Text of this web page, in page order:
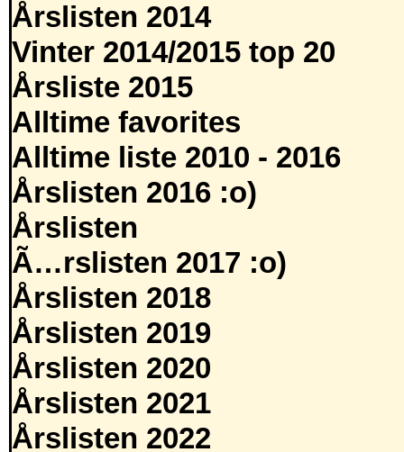
Årslisten 2014
Vinter 2014/2015 top 20
Årsliste 2015
Alltime favorites
Alltime liste 2010 - 2016
Årslisten 2016 :o)
Årslisten
Ã…rslisten 2017 :o)
Årslisten 2018
Årslisten 2019
Årslisten 2020
Årslisten 2021
Årslisten 2022